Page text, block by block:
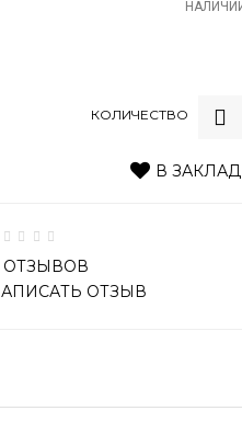
КОЛИЧЕСТВО
В
ОТЗЫВОВ
ОТЗЫВ